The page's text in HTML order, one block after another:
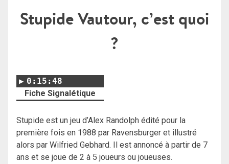
Stupide Vautour, c’est quoi
?
0:15:48
Fiche Signalétique
Stupide est un jeu d’Alex Randolph édité pour la
première fois en 1988 par Ravensburger et illustré
alors par Wilfried Gebhard. Il est annoncé à partir de 7
ans et se joue de 2 à 5 joueurs ou joueuses.